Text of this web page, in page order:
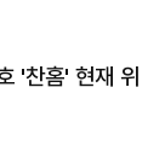
'찬홈' 현재 위